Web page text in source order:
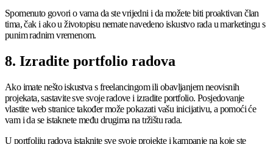
Spomenuto govori o vama da ste vrijedni i da možete biti proaktivan član
tima, čak i ako u životopisu nemate navedeno iskustvo rada u marketingu s
punim radnim vremenom.
8. Izradite portfolio radova
Ako imate nešto iskustva s freelancingom ili obavljanjem neovisnih
projekata, sastavite sve svoje radove i izradite portfolio. Posjedovanje
vlastite web stranice također može pokazati vašu inicijativu, a pomoći će
vam i da se istaknete među drugima na tržištu rada.
U portfoliju radova istaknite sve svoje projekte i kampanje na koje ste